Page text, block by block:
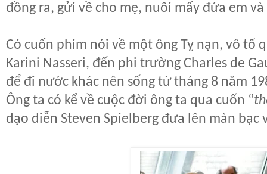
đồng ra, gửi về cho mẹ, nuôi mấy đứa em
Có cuốn phim nói về một ông Tỵ nạn, vô tổ
Karini Nasseri, đến phi trường Charles de
để đi nước khác nên sống từ tháng 8 năm
Ông ta có kể về cuộc đời ông ta qua cuốn “
dạo diễn Steven Spielberg đưa lên màn bạc